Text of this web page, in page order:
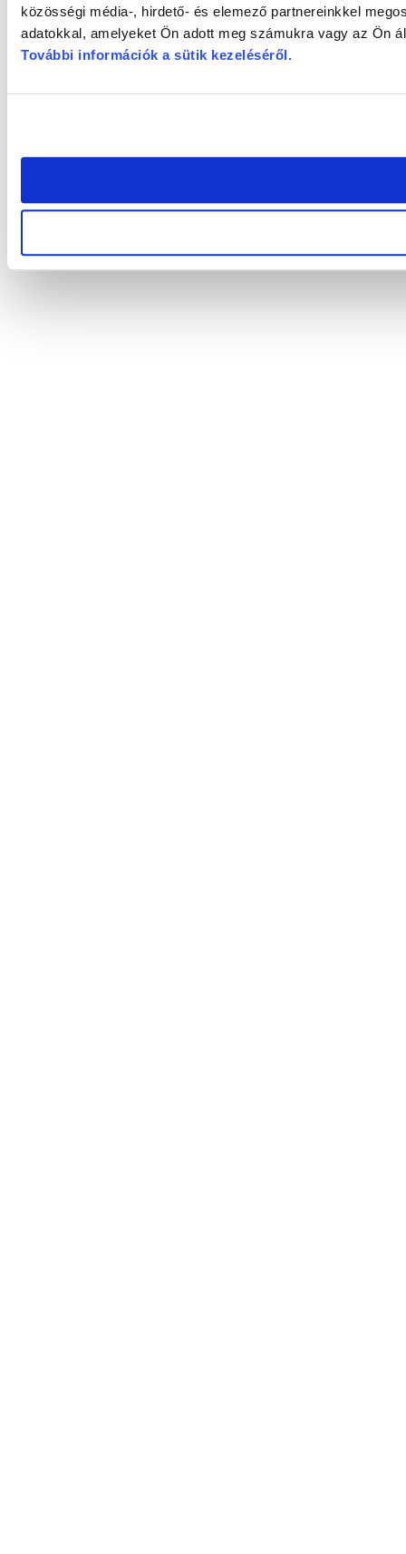
közösségi média-, hirdető- és elemező partnereinkkel
adatokkal, amelyeket Ön adott meg számukra vagy az Ön
További információk a sütik kezeléséről.